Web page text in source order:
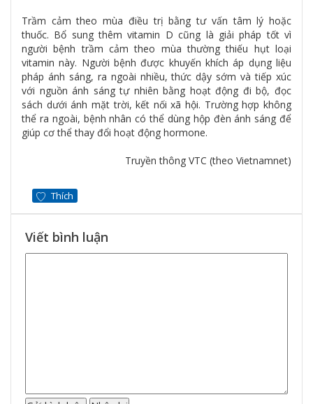
Trầm cảm theo mùa điều trị bằng tư vấn tâm lý hoặc
thuốc. Bổ sung thêm vitamin D cũng là giải pháp tốt vì
người bệnh trầm cảm theo mùa thường thiếu hụt loại
vitamin này. Người bệnh được khuyến khích áp dụng liệu
pháp ánh sáng, ra ngoài nhiều, thức dậy sớm và tiếp xúc
với nguồn ánh sáng tự nhiên bằng hoạt động đi bộ, đọc
sách dưới ánh mặt trời, kết nối xã hội. Trường hợp không
thể ra ngoài, bệnh nhân có thể dùng hộp đèn ánh sáng để
giúp cơ thể thay đổi hoạt động hormone.
Truyền thông VTC (theo Vietnamnet)
Thích
Viết bình luận